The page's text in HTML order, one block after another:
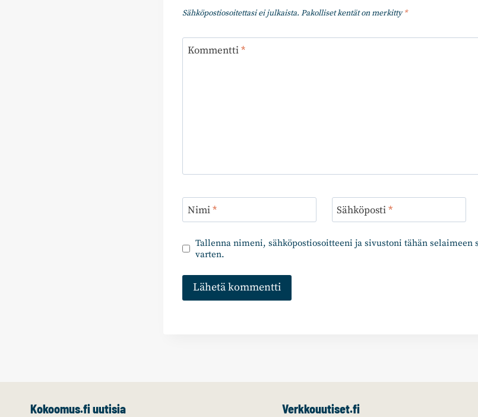
Sähköpostiosoitettasi ei julkaista. Pakolliset kentät on merkitty*
Kommentti*
Nimi* Sähköposti*
Tallenna nimeni, sähköpostiosoitteeni ja sivustoni tähän selaimeen
varten.
Kokoomus.fi uutisia Verkkouutiset.fi